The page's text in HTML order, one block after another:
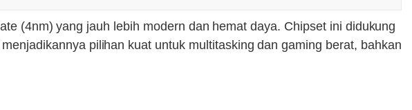
(4nm) yang jauh lebih modern dan hemat daya. Chipset ini didukung
pilihan kuat untuk multitasking dan gaming berat, bahkan